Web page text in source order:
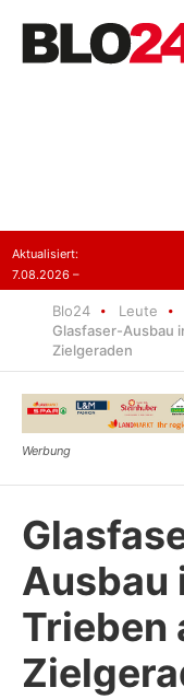
Aktualisiert:
7.08.2026 –
Blo24
Leute
Glasfaser-Ausbau
Zielgeraden
Ausbau
Trieben